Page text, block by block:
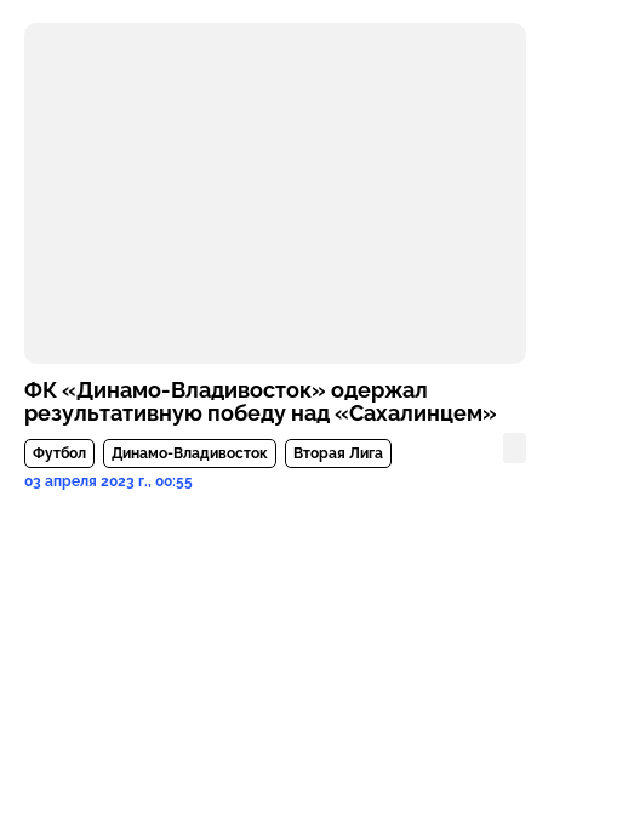
ФК «Динамо-Владивосток» одержал
результативную победу над «Сахалинцем»
Футбол Динамо-Владивосток
Вторая Лига
03 апреля 2023 г., 00:55